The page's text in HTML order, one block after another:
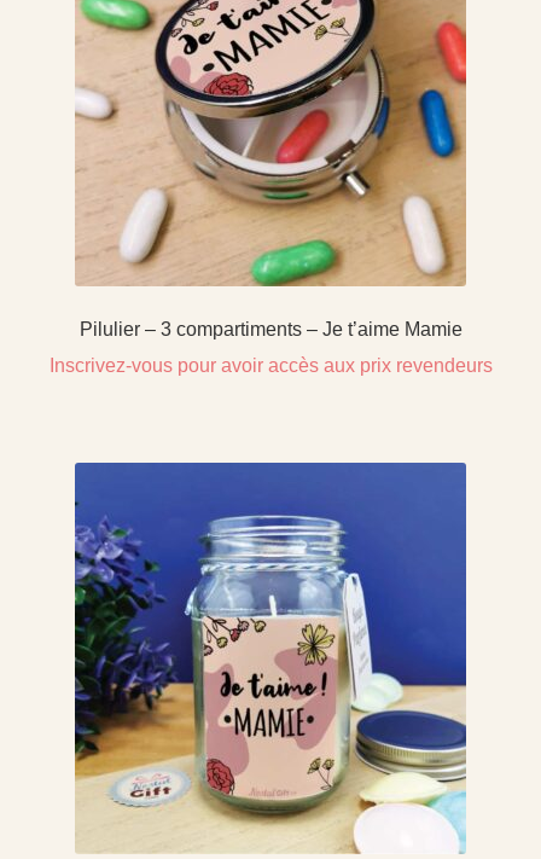
Pilulier – 3 compartiments – Je t’aime Mamie
Inscrivez-vous pour avoir accès aux prix revendeurs